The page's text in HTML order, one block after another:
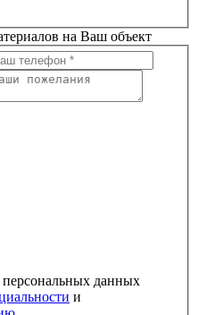
на Ваш объект
персональных данных
и